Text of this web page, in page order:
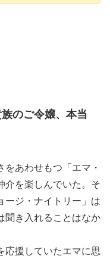
のご令嬢、本当
あわせもつ「エマ・
介を楽しんでいた。そ
ージ・ナイトリー」は
聞き入れることはなか
応援していたエマに思